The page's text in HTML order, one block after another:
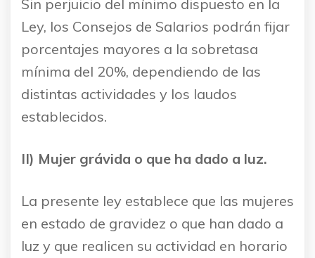
Sin perjuicio del mínimo dispuesto en la
Ley, los Consejos de Salarios podrán fijar
porcentajes mayores a la sobretasa
mínima del 20%, dependiendo de las
distintas actividades y los laudos
establecidos.
II) Mujer grávida o que ha dado a luz.
La presente ley establece que las mujeres
en estado de gravidez o que han dado a
luz y que realicen su actividad en horario